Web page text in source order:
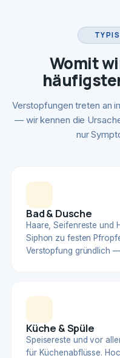
Womit
Verstopfungen treten an
— wir kennen die
nur
Bad & Dusche
Haare, Seifenreste und
Siphon zu festen
Verstopfung gründlich
Küche & Spüle
Speisereste und vor
für Küchenabflüsse.